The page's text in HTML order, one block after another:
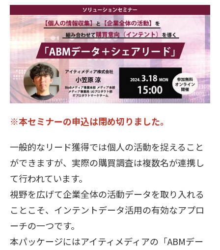
販売パートナー募集
※本セミナーの申込は閉め切りました。
一般的なリード獲得では個人の活動を捉えること
ができますが、実際の購買調査は複数名が連携し
て行われています。
視野を広げて企業全体の活動データを取り入れる
ことこそ、インテントデータ活用の有効なアプロ
ーチの一つです。
本パッケージにはアイティメディアの「ABMデー